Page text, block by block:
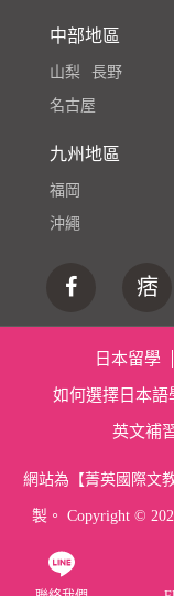
中部地區
山梨
長野
名古屋
九州地區
福岡
沖繩
痞
日本留學
如何選擇日本語
英文補
網站為【菁英國際文
製。 Copyright ©